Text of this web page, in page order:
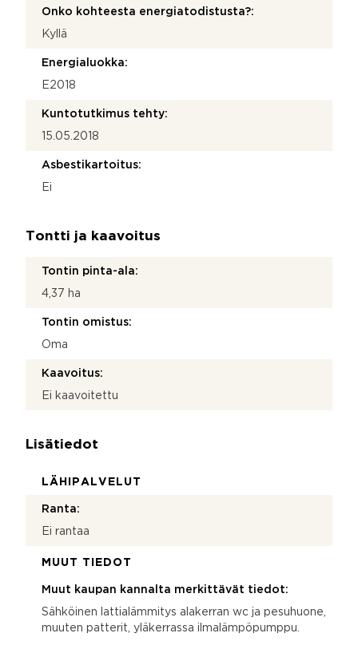
Onko kohteesta energiatodistusta?:
Kyllä
Energialuokka:
E2018
Kuntotutkimus tehty:
15.05.2018
Asbestikartoitus:
Ei
Tontti ja kaavoitus
Tontin pinta-ala:
4,37 ha
Tontin omistus:
Oma
Kaavoitus:
Ei kaavoitettu
Lisätiedot
LÄHIPALVELUT
Ranta:
Ei rantaa
MUUT TIEDOT
Muut kaupan kannalta merkittävät tiedot:
Sähköinen lattialämmitys alakerran wc ja pesuhuone,
muuten patterit, yläkerrassa ilmalämpöpumppu.